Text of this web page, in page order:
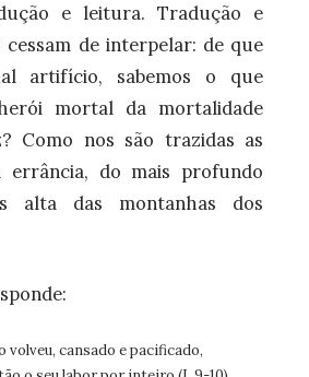
e leitura. Tradução e
de interpelar: de que
artifício, sabemos o que
mortal da mortalidade
Como nos são trazidas as
errância, do mais profundo
alta das montanhas dos
volveu, cansado e pacificado,